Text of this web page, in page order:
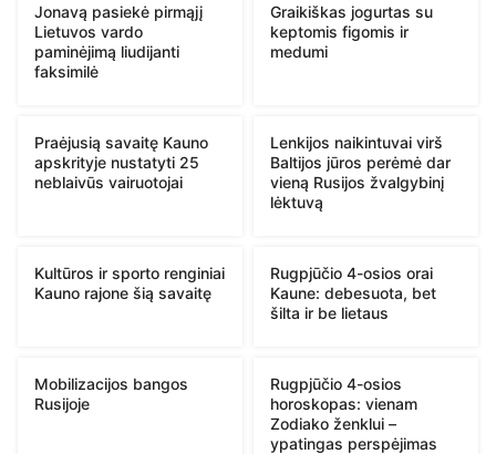
Jonavą pasiekė pirmąjį
Lietuvos vardo
paminėjimą liudijanti
faksimilė
Graikiškas jogurtas su
keptomis figomis ir
medumi
Praėjusią savaitę Kauno
apskrityje nustatyti 25
neblaivūs vairuotojai
Lenkijos naikintuvai virš
Baltijos jūros perėmė dar
vieną Rusijos žvalgybinį
lėktuvą
Kultūros ir sporto renginiai
Kauno rajone šią savaitę
Rugpjūčio 4-osios orai
Kaune: debesuota, bet
šilta ir be lietaus
Mobilizacijos bangos
Rusijoje
Rugpjūčio 4-osios
horoskopas: vienam
Zodiako ženklui –
ypatingas perspėjimas